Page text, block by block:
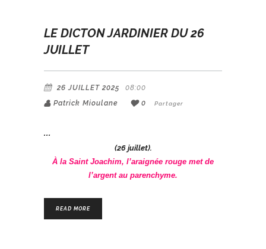
LE DICTON JARDINIER DU 26
JUILLET
26 JUILLET 2025
08:00
Patrick Mioulane
0 Partager
(26 juillet).
À la Saint Joachim, l’araignée rouge met de
l’argent au parenchyme.
READ MORE